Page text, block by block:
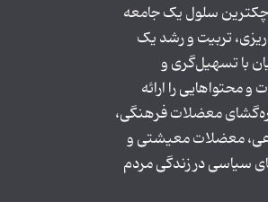
سلول یک جامعه
تربیت و رشد یک
با تسهیل‌گری و
محتواهایی را ارائه
معضلات فرهنگی،
معضلات معیشتی و
سیاسی در زندگی مردم